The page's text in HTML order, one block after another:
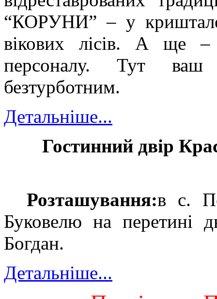
“КОРУНИ” – у
вікових лісів. А ще –
персоналу. Тут ваш
безтурботним.
Детальніше...
Гостинний двір К
Розташування:в с.
Буковелю на перетині
Богдан.
Детальніше...